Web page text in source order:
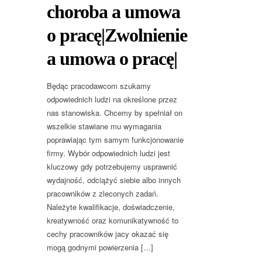
choroba a umowa
o pracę|Zwolnienie
a umowa o pracę|
Będąc pracodawcom szukamy
odpowiednich ludzi na określone przez
nas stanowiska. Chcemy by spełniał on
wszelkie stawiane mu wymagania
poprawiając tym samym funkcjonowanie
firmy. Wybór odpowiednich ludzi jest
kluczowy gdy potrzebujemy usprawnić
wydajność, odciążyć siebie albo innych
pracowników z zleconych zadań.
Należyte kwalifikacje, doświadczenie,
kreatywność oraz komunikatywność to
cechy pracowników jacy okazać się
mogą godnymi powierzenia […]